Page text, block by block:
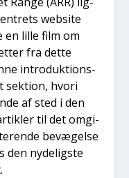
web­s­i­te
en lil­le film om
fra det­te
intro­duk­tions­
sek­tion, hvori
af sted i den
til det omgi­
bevæ­gel­se
den nyde­lig­ste